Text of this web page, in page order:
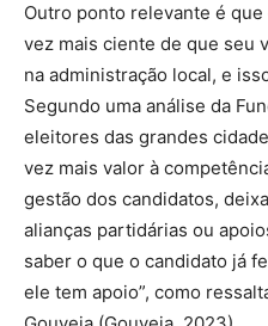
Outro ponto relevante é
vez mais ciente de que seu
na administração local, e
Segundo uma análise da
eleitores das grandes
vez mais valor à
gestão dos candidatos,
alianças partidárias ou
saber o que o candidato já
ele tem apoio”, como